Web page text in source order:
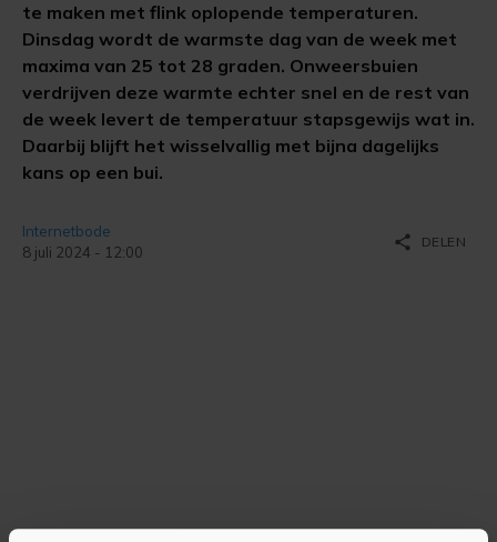
te maken met flink oplopende temperaturen.
Dinsdag wordt de warmste dag van de week met
maxima van 25 tot 28 graden. Onweersbuien
verdrijven deze warmte echter snel en de rest van
de week levert de temperatuur stapsgewijs wat in.
Daarbij blijft het wisselvallig met bijna dagelijks
kans op een bui.
Internetbode
8 juli 2024 - 12:00
share DELEN